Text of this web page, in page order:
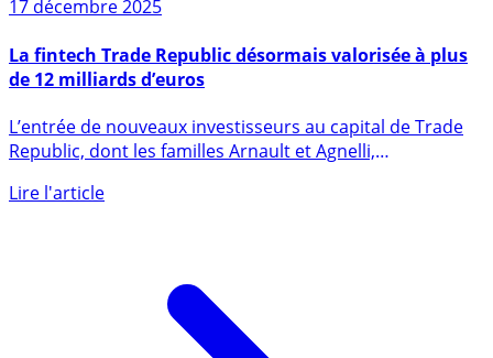
17 décembre 2025
de 12 milliards d’euros
Republic, dont les familles Arnault et Agnelli,